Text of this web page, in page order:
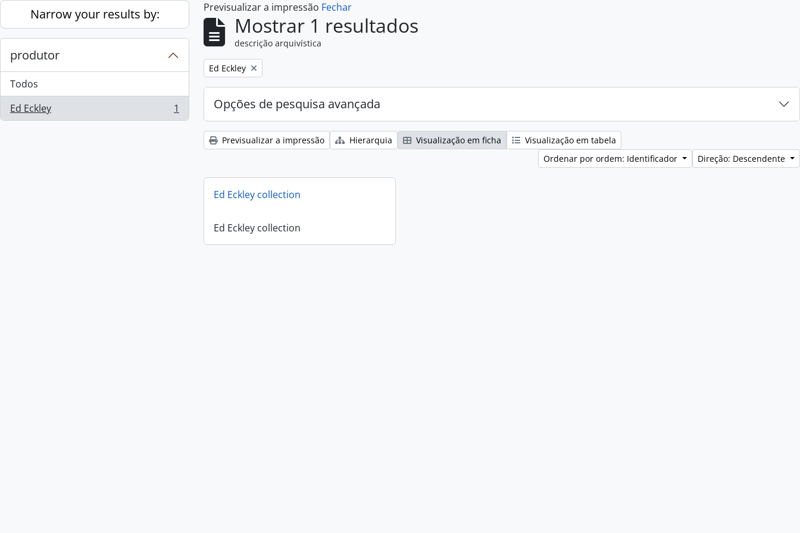
Skip to main content
Narrow your results by:
produtor
Todos
Ed Eckley
, 1 resultados 1
Previsualizar a impressão Fechar
Mostrar 1 resultados
descrição arquivística
Remove filter:
Ed Eckley
Opções de pesquisa avançada
Previsualizar a impressão Hierarquia Visualização em ficha
Visualização em tabela
Ordenar por ordem: Identificador
Direção: Descendente
Ed Eckley collection
Ed Eckley collection